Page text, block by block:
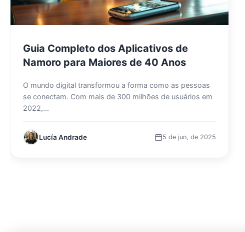
Guia Completo dos Aplicativos de
Namoro para Maiores de 40 Anos
O mundo digital transformou a forma como as pessoas
se conectam. Com mais de 300 milhões de usuários em
2022,...
Lucía Andrade 5 de jun, de 2025